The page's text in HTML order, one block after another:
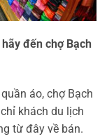
đến chợ Bạch
áo, chợ Bạch
khách du lịch
từ đây về bán.